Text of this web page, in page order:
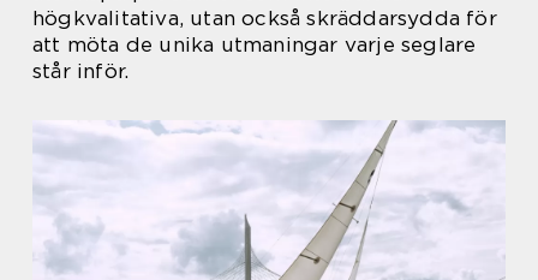
högkvalitativa, utan också skräddarsydda för
att möta de unika utmaningar varje seglare
står inför.